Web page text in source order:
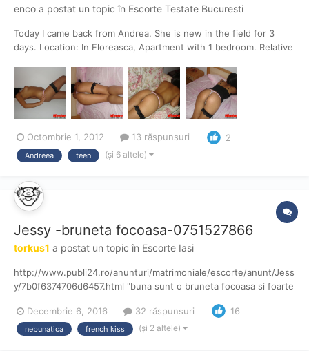
enco a postat un topic în Escorte Testate Bucuresti
Today I came back from Andrea. She is new in the field for 3
days. Location: In Floreasca, Apartment with 1 bedroom. Relative
very young, she told me around 19 years old. Her face is cute.
He body is very young, has long dark hai...
Octombrie 1, 2012 13 răspunsuri 2
Andreea teen (și 6 altele)
Jessy -bruneta focoasa-0751527866
torkus1 a postat un topic în Escorte Iasi
http://www.publi24.ro/anunturi/matrimoniale/escorte/anunt/Jess
y/7b0f6374706d6457.html "buna sunt o bruneta focoasa si foarte
imi apartin" In seara cu adevarat de cercetare, in căutarea unei
bune combinatii de 3some, dup...
Decembrie 6, 2016 32 răspunsuri 16
nebunatica french kiss (și 2 altele)